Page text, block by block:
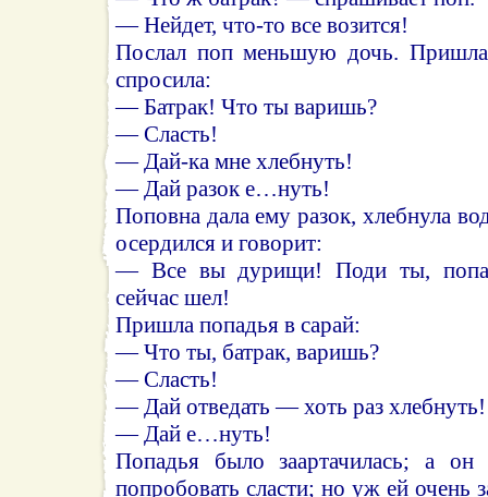
— Нейдет, что-то все возится!
Послал поп меньшую дочь.
спросила:
— Батрак! Что ты варишь?
— Сласть!
— Дай-ка мне хлебнуть!
— Дай разок е…нуть!
Поповна дала ему разок, хлебнула
осердился и говорит:
— Все вы дурищи! Поди ты,
сейчас шел!
Пришла попадья в сарай:
— Что ты, батрак, варишь?
— Сласть!
— Дай отведать — хоть раз хлебнуть!
— Дай е…нуть!
Попадья было заартачилась; а
попробовать сласти; но уж ей очень